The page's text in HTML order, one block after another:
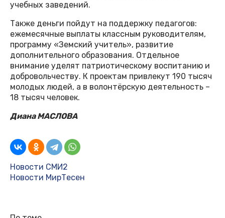
учебных заведений.
Также деньги пойдут на поддержку педагогов:
ежемесячные выплаты классным руководителям,
программу «Земский учитель», развитие
дополнительного образования. Отдельное
внимание уделят патриотическому воспитанию и
добровольчеству. К проектам привлекут 190 тысяч
молодых людей, а в волонтёрскую деятельность –
18 тысяч человек.
Диана МАСЛОВА
Новости СМИ2
Новости МирТесен